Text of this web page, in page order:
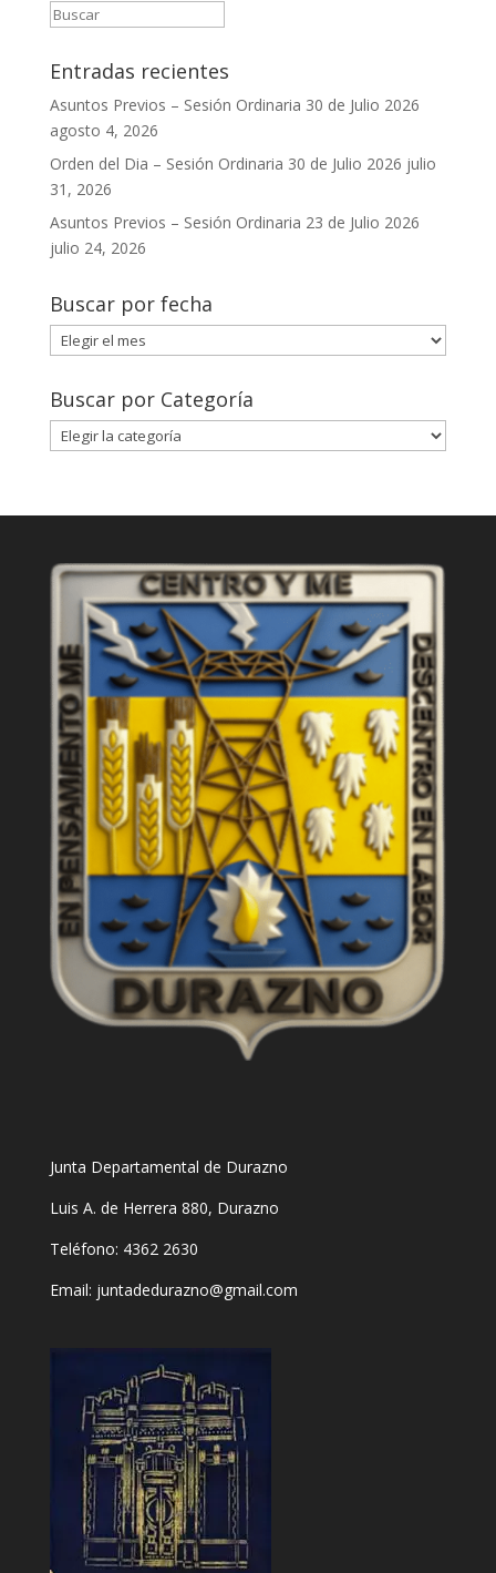
Entradas recientes
Asuntos Previos – Sesión Ordinaria 30 de Julio 2026
agosto 4, 2026
Orden del Dia – Sesión Ordinaria 30 de Julio 2026 julio
31, 2026
Asuntos Previos – Sesión Ordinaria 23 de Julio 2026
julio 24, 2026
Buscar por fecha
Buscar
por
fecha
Buscar por Categoría
Buscar
por
Junta Departamental de Durazno
Luis A. de Herrera 880, Durazno
Teléfono: 4362 2630
Email: juntadedurazno@gmail.com